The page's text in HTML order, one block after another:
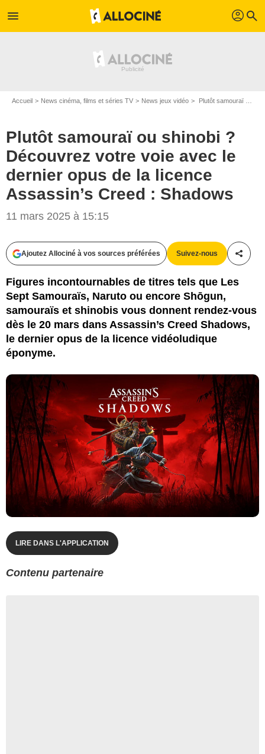
menu profil search
Accueil News cinéma, films et séries TV News jeux vidéo Plutôt samouraï ou shinobi ? Découvrez votre voie avec le dernier opus de la licence Assassin’s Creed : Shadows
Plutôt samouraï ou shinobi ?
Découvrez votre voie avec le
dernier opus de la licence
Assassin’s Creed : Shadows
11 mars 2025 à 15:15
Ajoutez Allociné à vos sources préférées Suivez-nous
Figures incontournables de titres tels que Les
Sept Samouraïs, Naruto ou encore Shōgun,
samouraïs et shinobis vous donnent rendez-vous
dès le 20 mars dans Assassin’s Creed Shadows,
le dernier opus de la licence vidéoludique
éponyme.
LIRE DANS L'APPLICATION
Contenu partenaire